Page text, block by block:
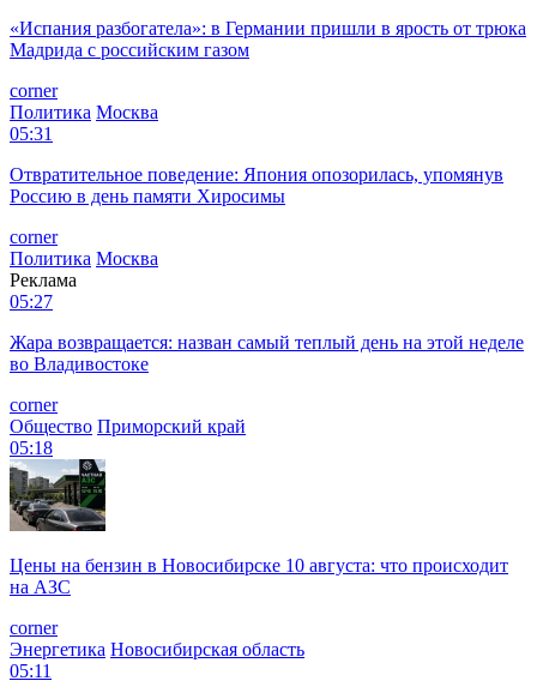
«Испания разбогатела»: в Германии пришли в ярость от трюка
Мадрида с российским газом
corner
Политика Москва
05:31
Отвратительное поведение: Япония опозорилась, упомянув
Россию в день памяти Хиросимы
corner
Политика Москва
Реклама
05:27
Жара возвращается: назван самый теплый день на этой неделе
во Владивостоке
corner
Общество Приморский край
05:18
Цены на бензин в Новосибирске 10 августа: что происходит
на АЗС
corner
Энергетика Новосибирская область
05:11